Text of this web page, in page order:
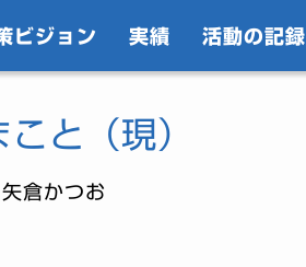
ビジョン 実績 活動の記録
と（現）
矢倉かつお